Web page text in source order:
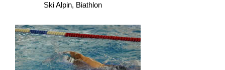
Ski Alpin, Biathlon